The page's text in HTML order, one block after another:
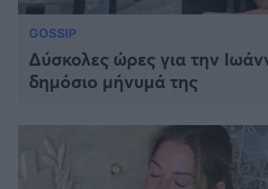
GOSSIP
Δύσκολες ώρες για την
δημόσιο μήνυμά της